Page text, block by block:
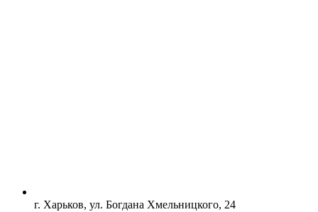
г. Харьков, ул. Богдана Хмельницкого, 24